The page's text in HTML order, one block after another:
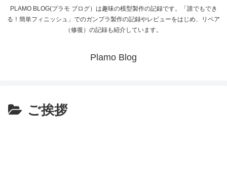
PLAMO BLOG(プラモ ブログ）は趣味の模型製作の記録です。「誰でもでき
る！簡単フィニッシュ」でのガンプラ製作の記録やレビューをはじめ、リペア
（修復）の記録も紹介しています。
Plamo Blog
ご挨拶